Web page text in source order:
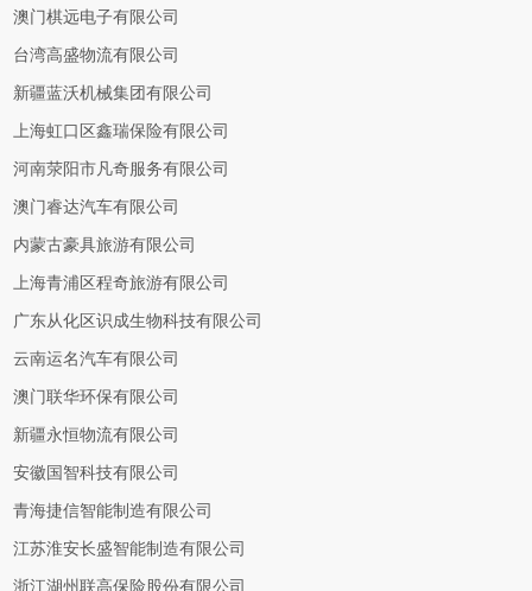
澳门棋远电子有限公司
台湾高盛物流有限公司
新疆蓝沃机械集团有限公司
上海虹口区鑫瑞保险有限公司
河南荥阳市凡奇服务有限公司
澳门睿达汽车有限公司
内蒙古豪具旅游有限公司
上海青浦区程奇旅游有限公司
广东从化区识成生物科技有限公司
云南运名汽车有限公司
澳门联华环保有限公司
新疆永恒物流有限公司
安徽国智科技有限公司
青海捷信智能制造有限公司
江苏淮安长盛智能制造有限公司
浙江湖州联高保险股份有限公司